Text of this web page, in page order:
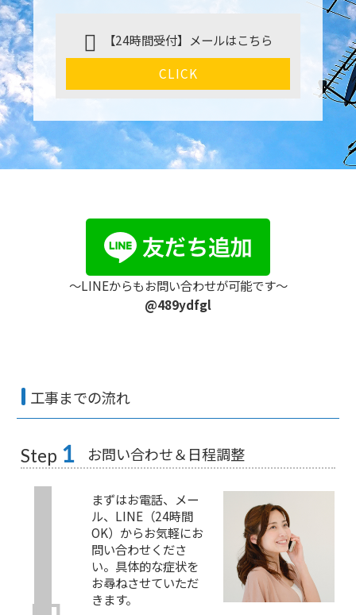
【24時間受付】メールはこちら
CLICK
〜LINEからもお問い合わせが可能です〜
@489ydfgl
工事までの流れ
Step 1 お問い合わせ＆日程調整
まずはお電話、メー
ル、LINE（24時間
OK）からお気軽にお
問い合わせくださ
い。具体的な症状を
お尋ねさせていただ
きます。